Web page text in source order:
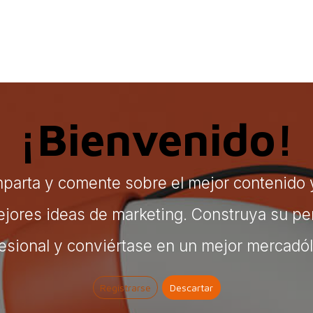
¡Bienvenido!
y comente sobre el mejor contenido
ideas de marketing. Construya su
y conviértase en un mejor
Registrarse Descartar